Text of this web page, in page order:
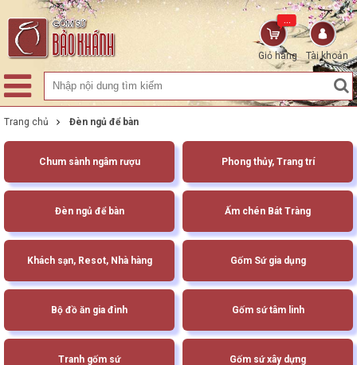
Tài khoản
Giỏ hàng
...
Trang chủ Đèn ngủ để bàn
Chum sành ngâm rượu Phong thủy, Trang trí
Đèn ngủ để bàn Ấm chén Bát Tràng
Khách sạn, Resot, Nhà hàng Gốm Sứ gia dụng
Bộ đồ ăn gia đình Gốm sứ tâm linh
Tranh gốm sứ Gốm sứ xây dựng